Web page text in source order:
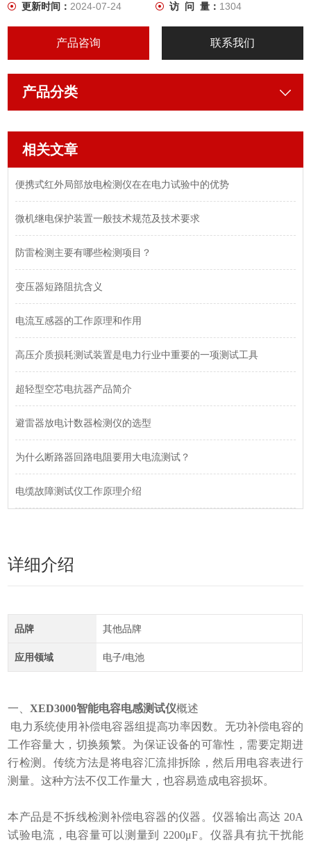
更新时间：2024-07-24 访 问 量： 1304
产品咨询 联系我们
产品分类
相关文章
便携式红外局部放电检测仪在在电力试验中的优势
微机继电保护装置一般技术规范及技术要求
防雷检测主要有哪些检测项目？
变压器短路阻抗含义
电流互感器的工作原理和作用
高压介质损耗测试装置是电力行业中重要的一项测试工具
超轻型空芯电抗器产品简介
避雷器放电计数器检测仪的选型
为什么断路器回路电阻要用大电流测试？
电缆故障测试仪工作原理介绍
详细介绍
品牌 其他品牌
应用领域 电子/电池
一、XED3000智能电容电感测试仪概述
电力系统使用补偿电容器组提高功率因数。无功补偿电容的
工作容量大，切换频繁。为保证设备的可靠性，需要定期进
行检测。传统方法是将电容汇流排拆除，然后用电容表进行
测量。这种方法不仅工作量大，也容易造成电容损坏。
本产品是不拆线检测补偿电容器的仪器。仪器输出高达 20A
试验电流，电容量可以测量到 2200μF。仪器具有抗干扰能